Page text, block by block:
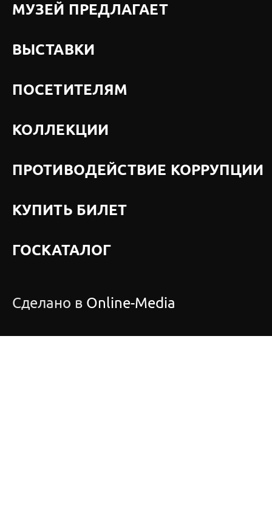
МУЗЕЙ ПРЕДЛАГАЕТ
ВЫСТАВКИ
ПОСЕТИТЕЛЯМ
КОЛЛЕКЦИИ
ПРОТИВОДЕЙСТВИЕ КОРРУПЦИИ
КУПИТЬ БИЛЕТ
ГОСКАТАЛОГ
Сделано в Online-Media